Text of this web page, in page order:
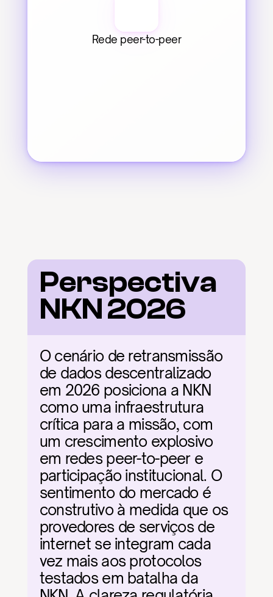
Rede peer-to-peer
Perspectiva
NKN 2026
O cenário de retransmissão
de dados descentralizado
em 2026 posiciona a NKN
como uma infraestrutura
crítica para a missão, com
um crescimento explosivo
em redes peer-to-peer e
participação institucional. O
sentimento do mercado é
construtivo à medida que os
provedores de serviços de
internet se integram cada
vez mais aos protocolos
testados em batalha da